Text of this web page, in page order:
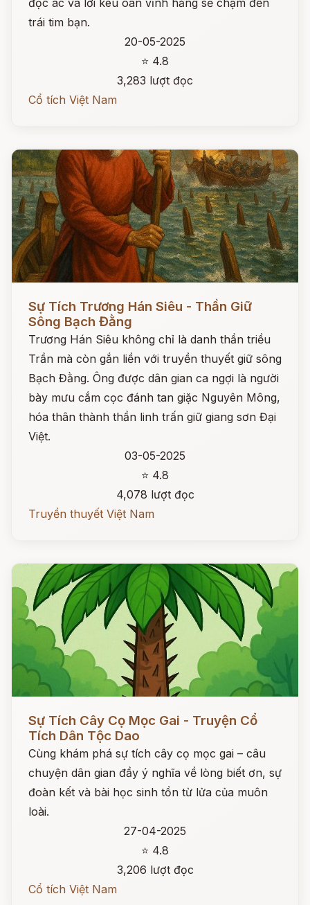
độc ác và lời kêu oan vĩnh hằng sẽ chạm đến
trái tim bạn.
20-05-2025
⭐ 4.8
3,283 lượt đọc
Cổ tích Việt Nam
Sự Tích Trương Hán Siêu - Thần Giữ
Sông Bạch Đằng
Trương Hán Siêu không chỉ là danh thần triều
Trần mà còn gắn liền với truyền thuyết giữ sông
Bạch Đằng. Ông được dân gian ca ngợi là người
bày mưu cắm cọc đánh tan giặc Nguyên Mông,
hóa thân thành thần linh trấn giữ giang sơn Đại
Việt.
03-05-2025
⭐ 4.8
4,078 lượt đọc
Truyền thuyết Việt Nam
Sự Tích Cây Cọ Mọc Gai - Truyện Cổ
Tích Dân Tộc Dao
Cùng khám phá sự tích cây cọ mọc gai – câu
chuyện dân gian đầy ý nghĩa về lòng biết ơn, sự
đoàn kết và bài học sinh tồn từ lửa của muôn
loài.
27-04-2025
⭐ 4.8
3,206 lượt đọc
Cổ tích Việt Nam